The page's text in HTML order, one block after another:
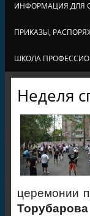
ИНФОРМАЦИЯ ДЛЯ
ПРИКАЗЫ,
ШКОЛА
Неделя
церемонии